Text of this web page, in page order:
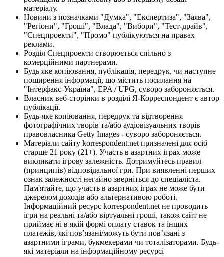
матеріалу.
Новини з позначками "Думка", "Експертиза", "Заява",
"Регіони", "Гроші", "Влада", "Вибори", "Тест-драйв",
"Спецпроекти", "Промо" публікуються на правах
реклами.
Розділ Спецпроекти створюється спільно з
комерційними партнерами.
Будь яке копіювання, публікація, передрук, чи наступне
поширення інформації, що містить посилання на
"Інтерфакс-Україна", EPA / UPG, суворо забороняється.
Власник веб-сторінки в розділі Я-Корреспондент є автор
публікації.
Будь-яке копіювання, передрук та відтворення
фотографічних творів та/або аудіовізуальних творів
правовласника Getty Images - суворо забороняється.
Матеріали сайту korrespondent.net призначені для осіб
старше 21 року (21+). Участь в азартних іграх може
викликати ігрову залежність. Дотримуйтесь правил
(принципів) відповідальної гри. При виявленні перших
ознак залежності негайно зверніться до спеціаліста.
Пам'ятайте, що участь в азартних іграх не може бути
джерелом доходів або альтернативою роботі.
Інформаційний ресурс korrespondent.net не проводить
ігри на реальні та/або віртуальні гроші, також сайт не
приймає ні в якій формі оплату ставок та інших
платежів, які пов’язані/можуть бути пов’язані з
азартними іграми, букмекерами чи тоталізаторами. Будь-
які матеріали на інформаційному ресурсі